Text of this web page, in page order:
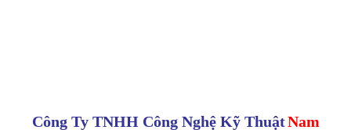
Công Ty TNHH Công Nghệ Kỹ ThuậtNam